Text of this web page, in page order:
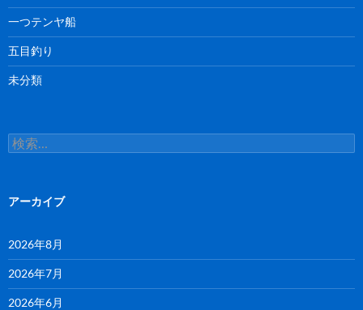
一つテンヤ船
五目釣り
未分類
検
索:
アーカイブ
2026年8月
2026年7月
2026年6月